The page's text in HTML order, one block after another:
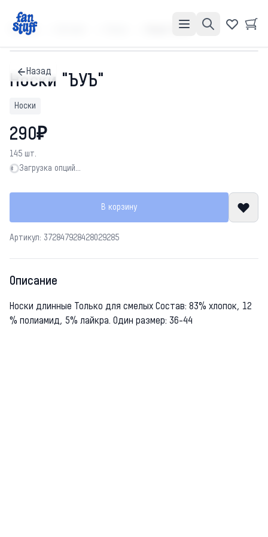
Главная Носки "ЪУЪ"
Назад
Носки "ЪУЪ"
Носки
290₽
145 шт.
Загрузка опций…
Загрузка опций…
В корзину
Артикул: 372847928428029285
Описание
Носки длинные Только для смелых Состав: 83% хлопок, 12
% полиамид, 5% лайкра. Один размер: 36-44